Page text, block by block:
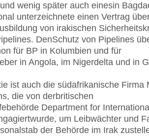
wenig später auch einesin
unterzeichnete einen Vertrag
von irakischen
DenSchutz von Pipelines
für BP in Kolumbien und für
in Angola, im Nigerdelta und in
ist auch die südafrikanische Firma
die von derbritischen
Department for
um Leibwächter und
der Behörde im Irak